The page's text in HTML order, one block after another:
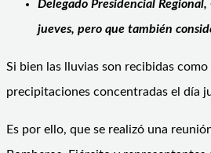
Delegado Presidencial
jueves, pero que también
Si bien las lluvias son recibidas
precipitaciones concentradas el día
Es por ello, que se realizó una